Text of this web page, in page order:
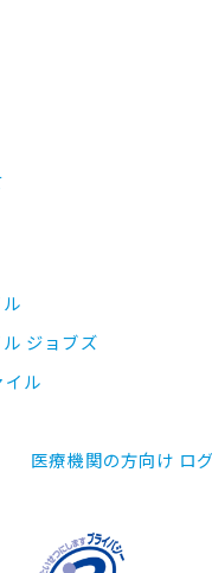
ジョブズ
イル
医療機関の方向け ロ